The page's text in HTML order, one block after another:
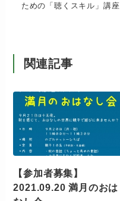
ための「聴くスキル」講座
関連記事
【参加者募集】
2021.09.20 満月のおは